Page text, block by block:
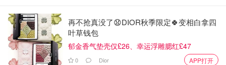
再不抢真没了😧DIOR秋季限定🍀变相白拿四
叶草钱包
郁金香气垫壳仅£26、幸运浮雕腮红£47
0 Dior APP打开